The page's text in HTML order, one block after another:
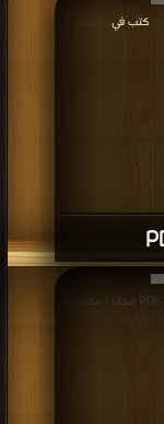
كتب في
| التحميل :